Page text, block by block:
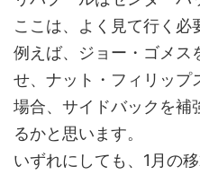
ここは、よく見て行く必
例えば、ジョー・ゴメス
せ、ナット・フィリップ
場合、サイドバックを補
るかと思います。
いずれにしても、1月の